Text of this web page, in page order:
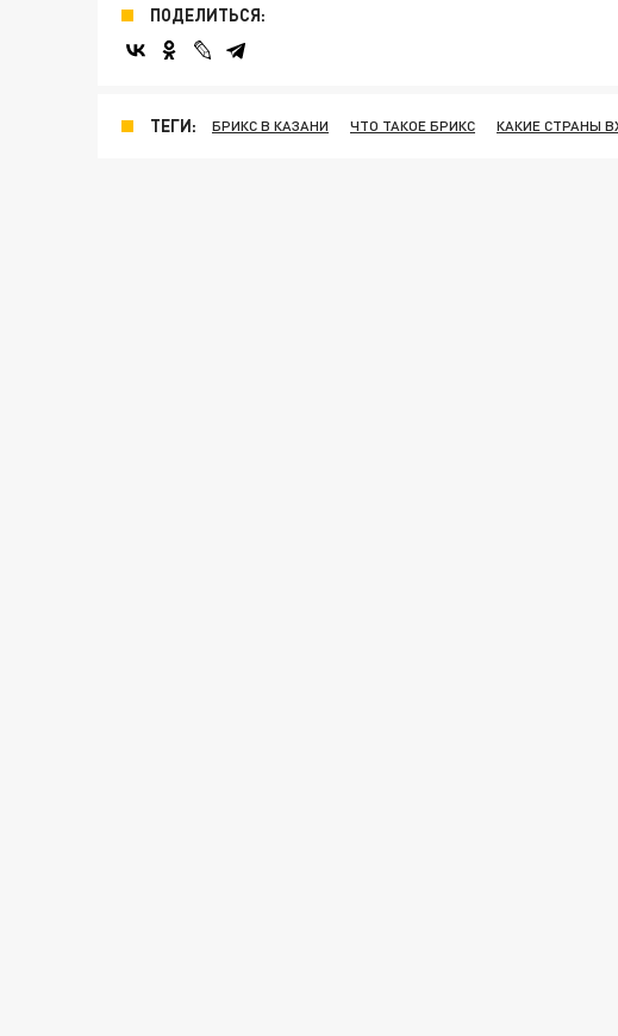
ПОДЕЛИТЬСЯ:
ТЕГИ: БРИКС В КАЗАНИ ЧТО ТАКОЕ БРИКС КАКИЕ СТРАНЫ